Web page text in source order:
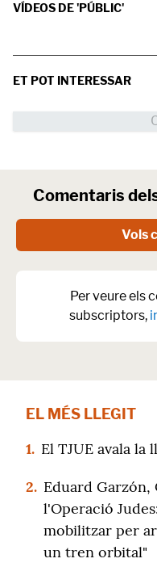
VÍDEOS DE 'PÚBLIC'
ET POT INTERESSAR
Comentaris
Vols
Per veure els
subscriptors,
EL MÉS LLEGIT
1. El TJUE avala la
2. Eduard Garzón,
l'Operació
mobilitzar per
un tren orbital"